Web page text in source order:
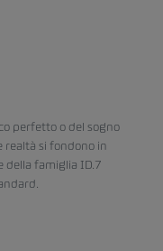
perfetto o del sogno
realtà si fondono in
della famiglia ID.7